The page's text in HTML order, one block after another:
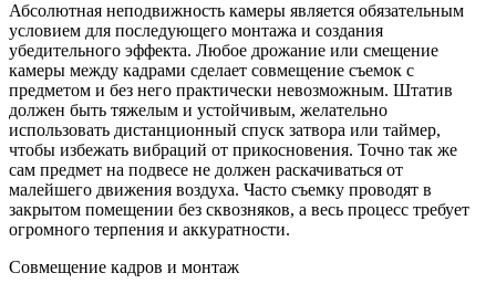
Абсолютная неподвижность камеры является обязательным
условием для последующего монтажа и создания
убедительного эффекта. Любое дрожание или смещение
камеры между кадрами сделает совмещение съемок с
предметом и без него практически невозможным. Штатив
должен быть тяжелым и устойчивым, желательно
использовать дистанционный спуск затвора или таймер,
чтобы избежать вибраций от прикосновения. Точно так же
сам предмет на подвесе не должен раскачиваться от
малейшего движения воздуха. Часто съемку проводят в
закрытом помещении без сквозняков, а весь процесс требует
огромного терпения и аккуратности.
Совмещение кадров и монтаж